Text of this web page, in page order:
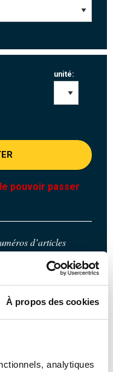
À propos des cookies
analytiques
unité:
pouvoir passer
d’articles